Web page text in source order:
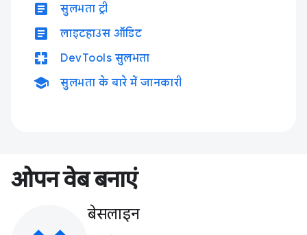
article सुलभता ट्री
article लाइटहाउस ऑडिट
pages DevTools सुलभता
school सुलभता के बारे में जानकारी
ओपन वेब बनाएं
बेसलाइन